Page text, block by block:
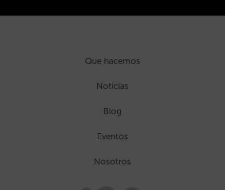
Que hacemos
Noticias
Blog
Eventos
Nosotros